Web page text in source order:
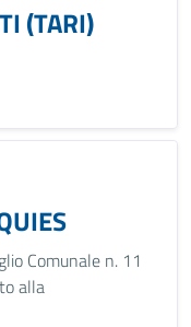
(TARI)
Comunale n. 11
alla